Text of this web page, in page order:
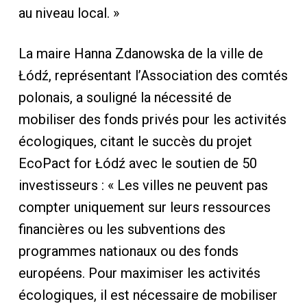
au niveau local. »
La maire Hanna Zdanowska de la ville de
Łódź, représentant l’Association des comtés
polonais, a souligné la nécessité de
mobiliser des fonds privés pour les activités
écologiques, citant le succès du projet
EcoPact for Łódź avec le soutien de 50
investisseurs : « Les villes ne peuvent pas
compter uniquement sur leurs ressources
financières ou les subventions des
programmes nationaux ou des fonds
européens. Pour maximiser les activités
écologiques, il est nécessaire de mobiliser